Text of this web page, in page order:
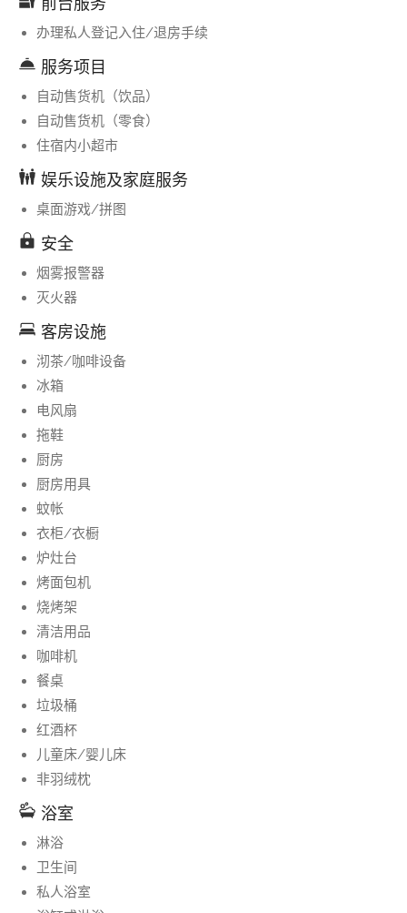
办理私人登记入住/退房手续
服务项目
自动售货机（饮品）
自动售货机（零食）
住宿内小超市
娱乐设施及家庭服务
桌面游戏/拼图
安全
烟雾报警器
灭火器
客房设施
沏茶/咖啡设备
冰箱
电风扇
拖鞋
厨房
厨房用具
蚊帐
衣柜/衣橱
炉灶台
烤面包机
烧烤架
清洁用品
咖啡机
餐桌
垃圾桶
红酒杯
儿童床/婴儿床
非羽绒枕
浴室
淋浴
卫生间
私人浴室